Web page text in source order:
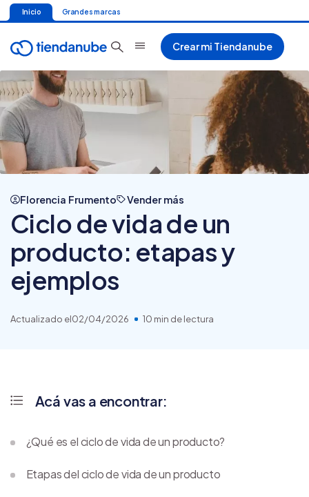
Inicio Grandes marcas
Crear mi Tiendanube
Florencia Frumento Vender más
Ciclo de vida de un
producto: etapas y
ejemplos
Actualizado el02/04/2026 10 min de lectura
Acá vas a encontrar:
¿Qué es el ciclo de vida de un producto?
Etapas del ciclo de vida de un producto